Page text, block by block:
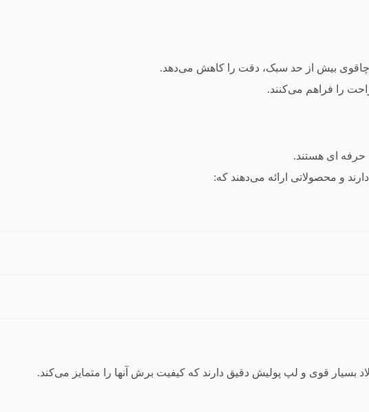
بیش از حد سبک، دقت را کاهش می‌دهد.
را فراهم می‌کنند.
حرفه‌ ای هستند.
و محصولاتی ارائه می‌دهند که:
قوی و لپ پولیش دقیق دارند که کیفیت برش آنها را متمایز می‌کند.